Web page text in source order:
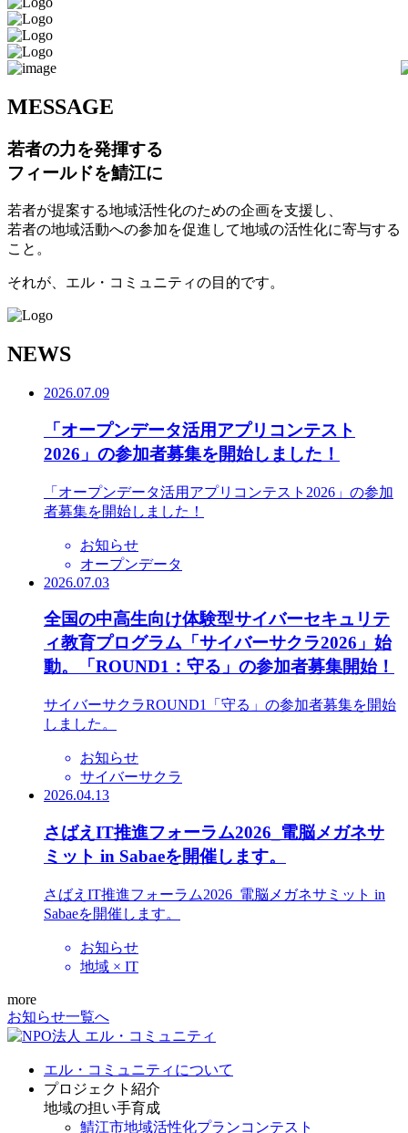
MESSAGE
若者の力を発揮する
フィールドを鯖江に
若者が提案する地域活性化のための企画を支援し、
若者の地域活動への参加を促進して地域の活性化に寄与する
こと。
それが、エル・コミュニティの目的です。
NEWS
2026.07.09
「オープンデータ活用アプリコンテスト
2026」の参加者募集を開始しました！
「オープンデータ活用アプリコンテスト2026」の参加
者募集を開始しました！
お知らせ
オープンデータ
2026.07.03
全国の中高生向け体験型サイバーセキュリテ
ィ教育プログラム「サイバーサクラ2026」始
動。「ROUND1：守る」の参加者募集開始！
サイバーサクラROUND1「守る」の参加者募集を開始
しました。
お知らせ
サイバーサクラ
2026.04.13
さばえIT推進フォーラム2026_電脳メガネサ
ミット in Sabaeを開催します。
さばえIT推進フォーラム2026_電脳メガネサミット in
Sabaeを開催します。
お知らせ
地域 × IT
more
お知らせ一覧へ
エル・コミュニティについて
プロジェクト紹介
地域の担い手育成
鯖江市地域活性化プランコンテスト